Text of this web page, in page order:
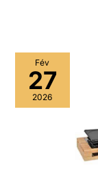
Fév
27
2026